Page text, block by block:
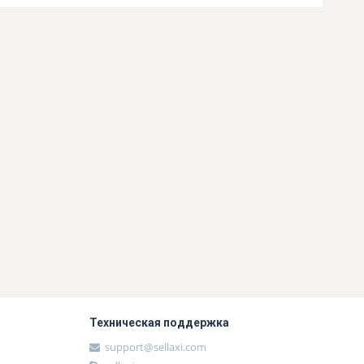
Техническая поддержка
support@sellaxi.com